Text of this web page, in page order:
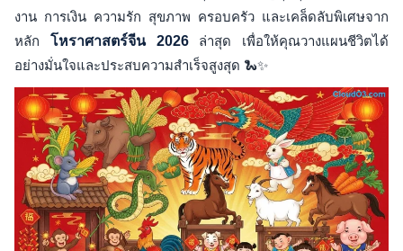
งาน การเงิน ความรัก สุขภาพ ครอบครัว และเคล็ดลับพิเศษจาก
หลัก โหราศาสตร์จีน 2026ล่าสุด เพื่อให้คุณวางแผนชีวิตได้
อย่างมั่นใจและประสบความสำเร็จสูงสุด 🐍✨